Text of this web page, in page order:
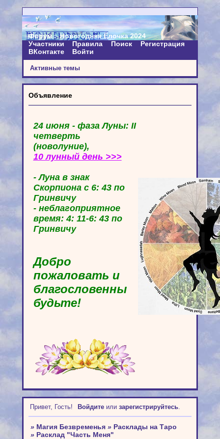
Форум
Новогодняя Ёлочка 2024
Участники
Правила Поиск
Регистрация
ВКонтакте
Войти
Активные темы
Объявление
24 июня - фаза Луны: II
четверть
(новолуние),
10 лунный день >>>
- Луна в знак
Скорпиона с 6: 43 по
Гринвичу
- неблагоприятное
время: 4: 11-6: 43 по
Гринвичу
Добро
пожаловать и
благословенны
будьте!
Привет, Гость! Войдитеили зарегистрируйтесь.
» Магия Безвременья » Расклады на Таро
» Расклад "Часть Меня"